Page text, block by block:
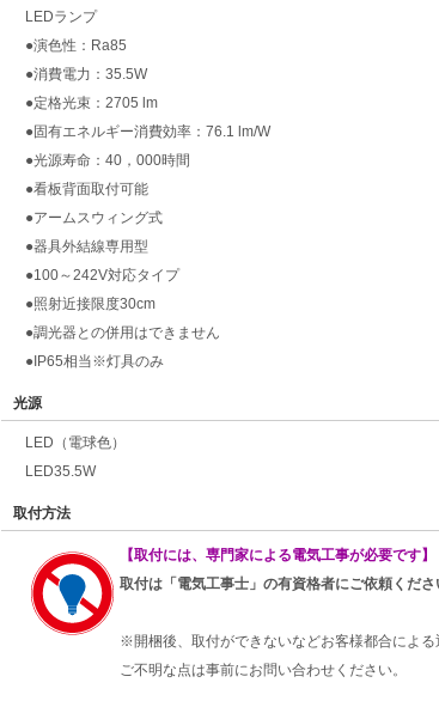
LEDランプ
●演色性：Ra85
●消費電力：35.5W
●定格光束：2705 lm
●固有エネルギー消費効率：76.1 lm/W
●光源寿命：40，000時間
●看板背面取付可能
●アームスウィング式
●器具外結線専用型
●100～242V対応タイプ
●照射近接限度30cm
●調光器との併用はできません
●IP65相当※灯具のみ
光源
LED（電球色）
LED35.5W
取付方法
【取付には、専門家による電気工事が必要です】
取付は「電気工事士」の有資格者にご依頼くださ
※開梱後、取付ができないなどお客様都合による
ご不明な点は事前にお問い合わせください。